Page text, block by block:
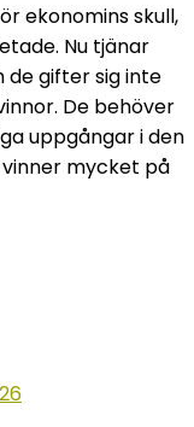
ekonomins skull,
Nu tjänar
de gifter sig inte
De behöver
uppgångar i den
mycket på